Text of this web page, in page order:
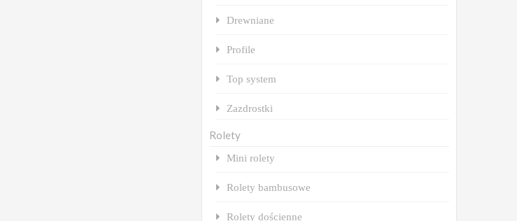
Drewniane
Profile
Top system
Zazdrostki
Rolety
Mini rolety
Rolety bambusowe
Rolety dościenne